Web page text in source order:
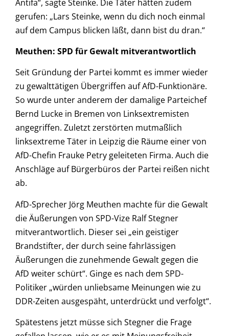
Antifa“, sagte Steinke. Die Täter hätten zudem
gerufen: „Lars Steinke, wenn du dich noch einmal
auf dem Campus blicken läßt, dann bist du dran.“
Meuthen: SPD für Gewalt mitverantwortlich
Seit Gründung der Partei kommt es immer wieder
zu gewalttätigen Übergriffen auf AfD-Funktionäre.
So wurde unter anderem der damalige Parteichef
Bernd Lucke in Bremen von Linksextremisten
angegriffen. Zuletzt zerstörten mutmaßlich
linksextreme Täter in Leipzig die Räume einer von
AfD-Chefin Frauke Petry geleiteten Firma. Auch die
Anschläge auf Bürgerbüros der Partei reißen nicht
ab.
AfD-Sprecher Jörg Meuthen machte für die Gewalt
die Äußerungen von SPD-Vize Ralf Stegner
mitverantwortlich. Dieser sei „ein geistiger
Brandstifter, der durch seine fahrlässigen
Äußerungen die zunehmende Gewalt gegen die
AfD weiter schürt“. Ginge es nach dem SPD-
Politiker „würden unliebsame Meinungen wie zu
DDR-Zeiten ausgespäht, unterdrückt und verfolgt“.
Spätestens jetzt müsse sich Stegner die Frage